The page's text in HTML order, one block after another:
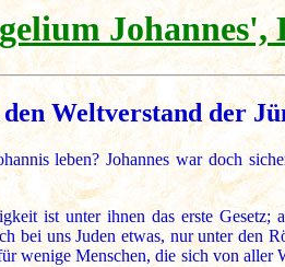
Johannes',
Weltverstand der
leben? Johannes war doch
ist unter ihnen das erste
bei uns Juden etwas, nur unter den
wenige Menschen, die sich von